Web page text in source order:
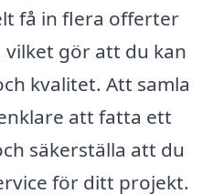
få in flera offerter
gör att du kan
kvalitet. Att samla
att fatta ett
säkerställa att du
för ditt projekt.